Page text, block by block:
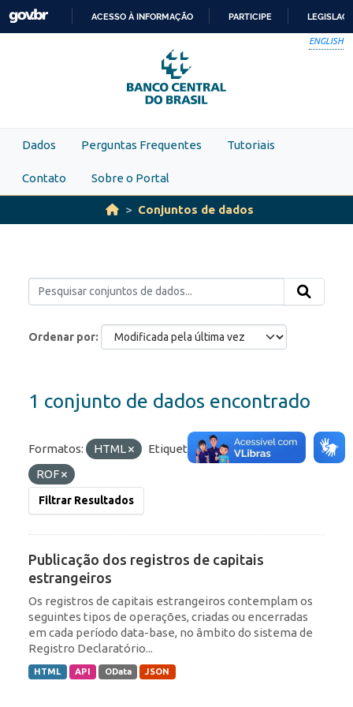
Skip to main content
PARA
O
CONTEÚDO
ACESSO À INFORMAÇÃO PARTICIPE
ENGLISH
Dados Perguntas Frequentes Tutoriais
Contato Sobre o Portal
Conjuntos de dados
Ordenar por
1 conjunto de dados encontrado
Formatos: HTML Etiquetas:
Portfólio
ROF
Filtrar Resultados
Publicação dos registros de capitais
estrangeiros
Os registros de capitais estrangeiros contemplam os
seguintes tipos de operações, criadas ou encerradas
em cada período data-base, no âmbito do sistema de
Registro Declaratório...
HTML API OData JSON